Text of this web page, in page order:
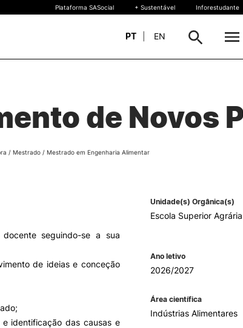
Bolsas de Mérito
Legislação | Regulamentos
Diplomas Estrangeiros
Estudante
ALUMNI
Plataforma SASocial + Sustentável Inforestudante
PT EN
de Novos
/ Mestrado / Mestrado em Engenharia Alimentar
seguindo-se a sua
de ideias e conceção
identificação das causas e
Unidade(s) Orgânica(s)
Escola Superior Agrária
Ano letivo
2026/2027
Área científica
Indústrias Alimentares